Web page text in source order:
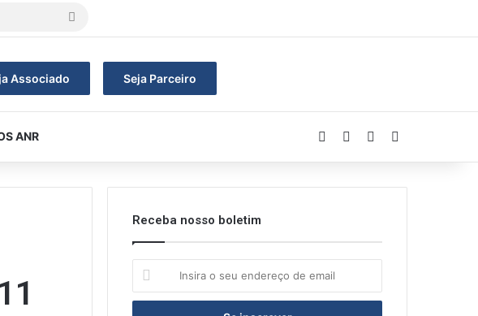
Associado Seja Parceiro
ANR FacebookLinkedinYouTube
Receba nosso boletim
seu